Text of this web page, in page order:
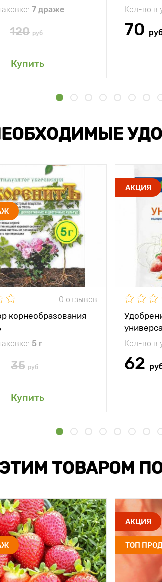
7 драже
120 руб
Купить
Кол-во в
70 руб
0 отзывов
корнеобразования
5 г
35 руб
Купить
АКЦИЯ
Кол-во в
62
ТОВАРОМ
АКЦИЯ
ТОП